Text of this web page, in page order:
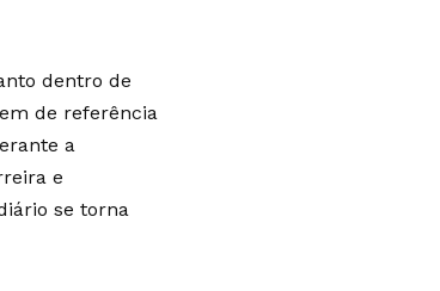
dentro de
de referência
a
e
se torna